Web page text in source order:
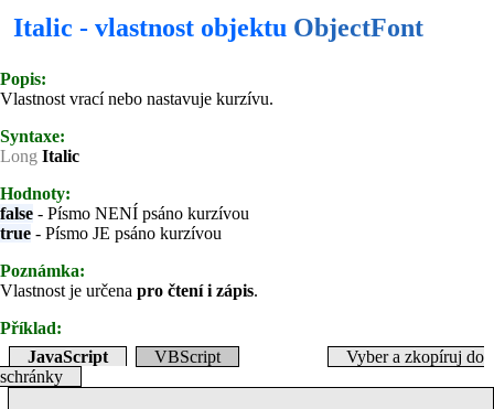
Italic - vlastnost objektu ObjectFont
Popis:
Vlastnost vrací nebo nastavuje kurzívu.
Syntaxe:
Long Italic
Hodnoty:
false - Písmo NENÍ psáno kurzívou
true - Písmo JE psáno kurzívou
Poznámka:
Vlastnost je určena pro čtení i zápis.
Příklad:
JavaScript
VBScript
Vyber a zkopíruj do
schránky